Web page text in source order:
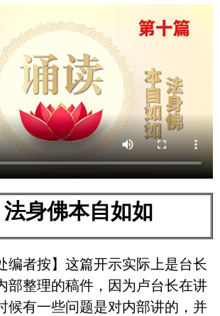
法身佛本自如如
编者按】这篇开示实际上是台长
部整理的稿件，因为卢台长在讲
候有一些问题是对内部讲的，并